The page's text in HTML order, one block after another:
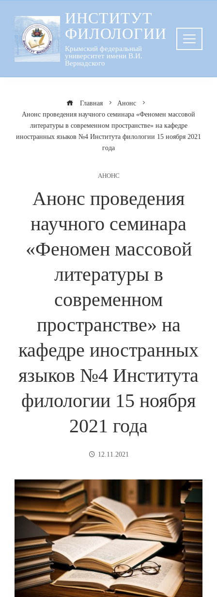
содержанию
ИНСТИТУТ
ФИЛОЛОГИИ
Крымский федеральный
университет имени В.И.
Вернадского
Главная
Анонс
Анонс проведения научного семинара «Феномен массовой
литературы в современном пространстве» на кафедре
иностранных языков №4 Института филологии 15 ноября 2021
года
АНОНС
Анонс проведения
научного семинара
«Феномен массовой
литературы в
современном
пространстве» на
кафедре иностранных
языков №4 Института
филологии 15 ноября
2021 года
12.11.2021